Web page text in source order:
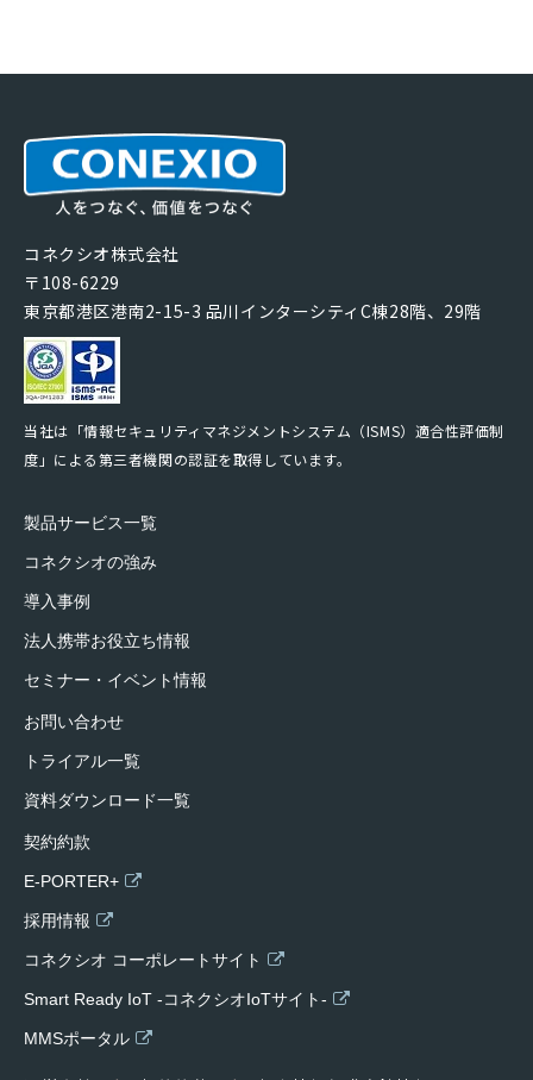
コネクシオ株式会社
〒108-6229
東京都港区港南2-15-3 品川インターシティC棟28階、29階
当社は「情報セキュリティマネジメントシステム（ISMS）適合性評価制
度」による第三者機関の認証を取得しています。
製品サービス一覧
コネクシオの強み
導入事例
法人携帯お役立ち情報
セミナー・イベント情報
お問い合わせ
トライアル一覧
資料ダウンロード一覧
契約約款
E-PORTER+
採用情報
コネクシオ コーポレートサイト
Smart Ready IoT -コネクシオIoTサイト-
MMSポータル